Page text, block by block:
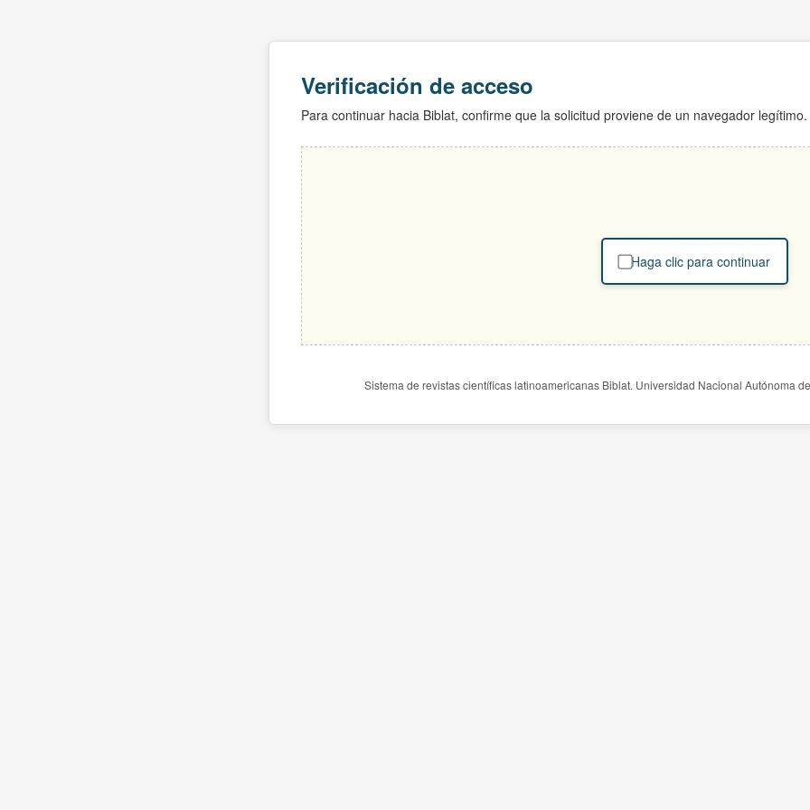
Verificación de acceso
Para continuar hacia Biblat, confirme que la solicitud proviene de un navegador legítimo.
Haga clic para continuar
Sistema de revistas científicas latinoamericanas Biblat. Universidad Nacional Autónoma